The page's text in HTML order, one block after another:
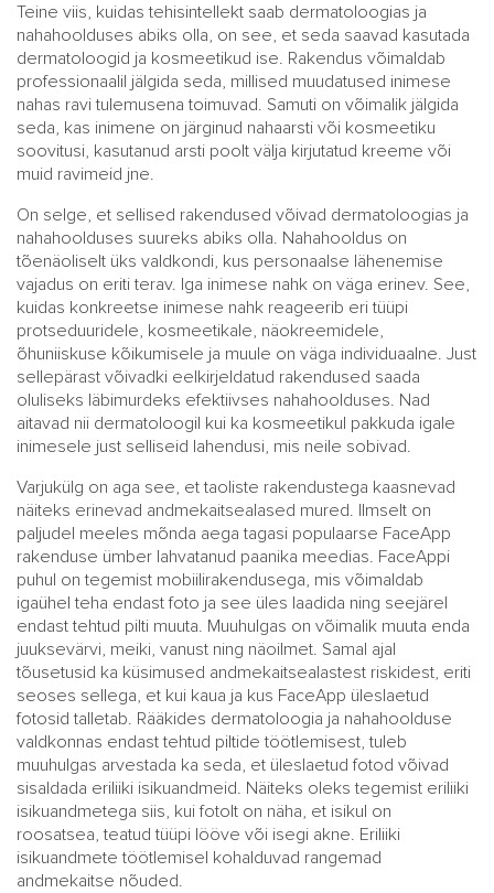
Teine viis, kuidas tehisintellekt saab dermatoloogias ja
nahahoolduses abiks olla, on see, et seda saavad kasutada
dermatoloogid ja kosmeetikud ise. Rakendus võimaldab
professionaalil jälgida seda, millised muudatused inimese
nahas ravi tulemusena toimuvad. Samuti on võimalik jälgida
seda, kas inimene on järginud nahaarsti või kosmeetiku
soovitusi, kasutanud arsti poolt välja kirjutatud kreeme või
muid ravimeid jne.
On selge, et sellised rakendused võivad dermatoloogias ja
nahahoolduses suureks abiks olla. Nahahooldus on
tõenäoliselt üks valdkondi, kus personaalse lähenemise
vajadus on eriti terav. Iga inimese nahk on väga erinev. See,
kuidas konkreetse inimese nahk reageerib eri tüüpi
protseduuridele, kosmeetikale, näokreemidele,
õhuniiskuse kõikumisele ja muule on väga individuaalne. Just
sellepärast võivadki eelkirjeldatud rakendused saada
oluliseks läbimurdeks efektiivses nahahoolduses. Nad
aitavad nii dermatoloogil kui ka kosmeetikul pakkuda igale
inimesele just selliseid lahendusi, mis neile sobivad.
Varjukülg on aga see, et taoliste rakendustega kaasnevad
näiteks erinevad andmekaitsealased mured. Ilmselt on
paljudel meeles mõnda aega tagasi populaarse FaceApp
rakenduse ümber lahvatanud paanika meedias. FaceAppi
puhul on tegemist mobiilirakendusega, mis võimaldab
igaühel teha endast foto ja see üles laadida ning seejärel
endast tehtud pilti muuta. Muuhulgas on võimalik muuta enda
juuksevärvi, meiki, vanust ning näoilmet. Samal ajal
tõusetusid ka küsimused andmekaitsealastest riskidest, eriti
seoses sellega, et kui kaua ja kus FaceApp üleslaetud
fotosid talletab. Rääkides dermatoloogia ja nahahoolduse
valdkonnas endast tehtud piltide töötlemisest, tuleb
muuhulgas arvestada ka seda, et üleslaetud fotod võivad
sisaldada eriliiki isikuandmeid. Näiteks oleks tegemist eriliiki
isikuandmetega siis, kui fotolt on näha, et isikul on
roosatsea, teatud tüüpi lööve või isegi akne. Eriliiki
isikuandmete töötlemisel kohalduvad rangemad
andmekaitse nõuded.